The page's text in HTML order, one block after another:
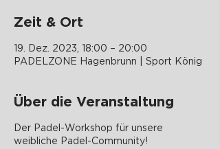
Zeit & Ort
19. Dez. 2023, 18:00 – 20:00
PADELZONE Hagenbrunn | Sport König
Über die Veranstaltung
Der Padel-Workshop für unsere
weibliche Padel-Community!